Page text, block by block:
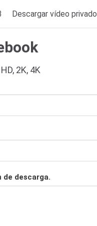
Descargar vídeo privado
2K, 4K
de descarga.